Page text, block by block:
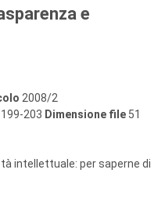
e
2008/2
199-203 Dimensione file 51
intellettuale: per saperne di